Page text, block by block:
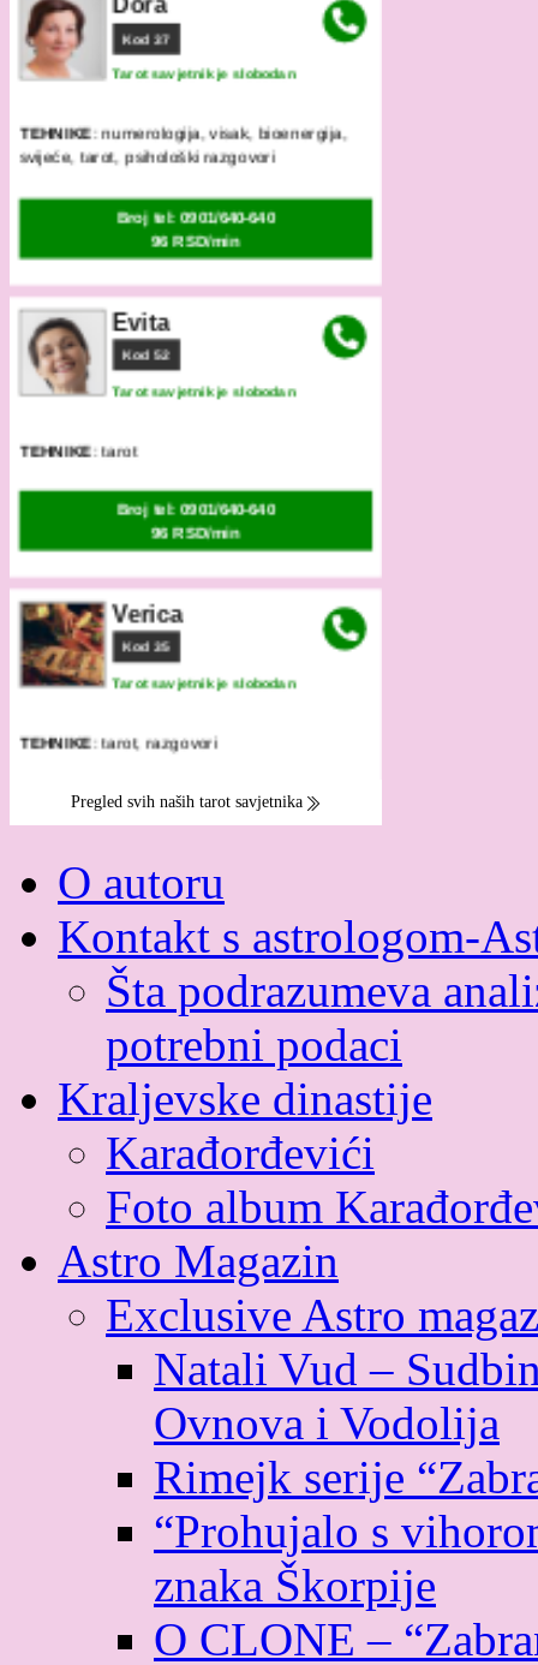
O autoru
Kontakt s astrologom-
Šta podrazumeva
potrebni podaci
Kraljevske dinastije
Karađorđevići
Foto album
Astro Magazin
Exclusive Astro
Natali Vud –
Ovnova i Vodolija
Rimejk serije
“Prohujalo s
znaka Škorpije
O CLONE –